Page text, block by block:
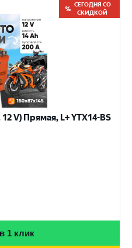
СЕГОДНЯ СО
СКИДКОЙ
V) Прямая, L+ YTX14-BS
1 клик